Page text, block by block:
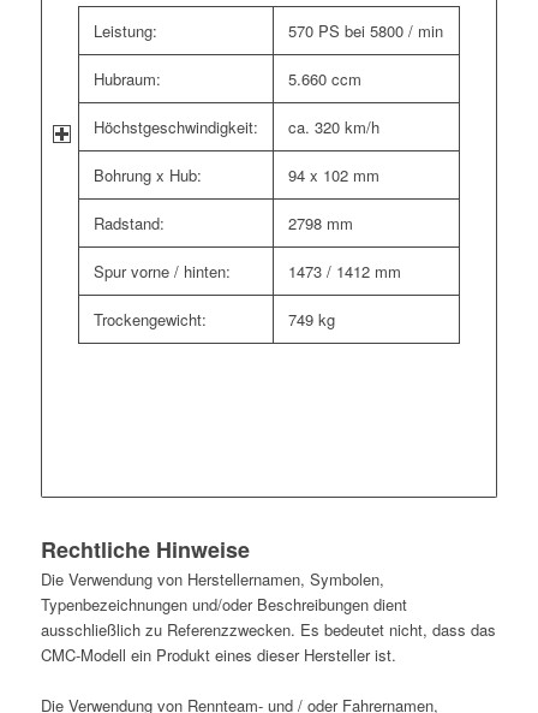
Leistung: 570 PS bei 5800 / min
Hubraum: 5.660 ccm
Höchstgeschwindigkeit: ca. 320 km/h
Bohrung x Hub: 94 x 102 mm
Radstand: 2798 mm
Spur vorne / hinten: 1473 / 1412 mm
Trockengewicht: 749 kg
Rechtliche Hinweise
Die Verwendung von Herstellernamen, Symbolen,
Typenbezeichnungen und/oder Beschreibungen dient
ausschließlich zu Referenzzwecken. Es bedeutet nicht, dass das
CMC-Modell ein Produkt eines dieser Hersteller ist.
Die Verwendung von Rennteam- und / oder Fahrernamen,